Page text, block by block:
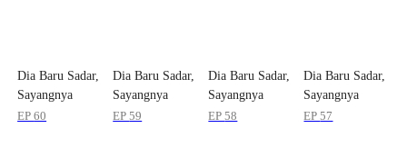
Dia Baru Sadar,
Sayangnya
Takdir Telah
EP60
Dia Baru Sadar,
Sayangnya
Takdir Telah
EP59
Dia Baru Sadar,
Sayangnya
Takdir Telah
EP58
Dia Baru Sadar,
Sayangnya
Takdir Telah
EP57